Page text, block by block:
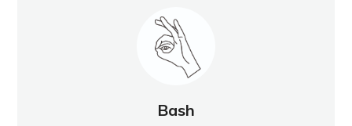
Bash